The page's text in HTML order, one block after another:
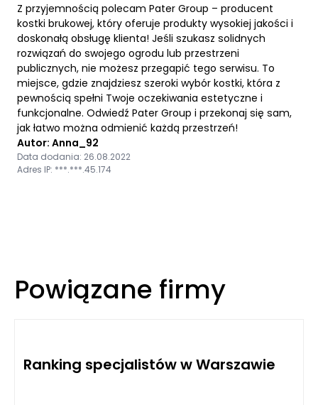
Z przyjemnością polecam Pater Group – producent
kostki brukowej, który oferuje produkty wysokiej jakości i
doskonałą obsługę klienta! Jeśli szukasz solidnych
rozwiązań do swojego ogrodu lub przestrzeni
publicznych, nie możesz przegapić tego serwisu. To
miejsce, gdzie znajdziesz szeroki wybór kostki, która z
pewnością spełni Twoje oczekiwania estetyczne i
funkcjonalne. Odwiedź Pater Group i przekonaj się sam,
jak łatwo można odmienić każdą przestrzeń!
Autor: Anna_92
Data dodania: 26.08.2022
Adres IP: ***.***.45.174
Powiązane firmy
Ranking specjalistów w Warszawie